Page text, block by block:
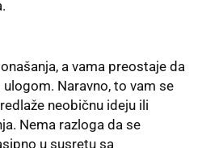
a vama preostaje da
Naravno, to vam se
neobičnu ideju ili
Nema razloga da se
u susretu sa